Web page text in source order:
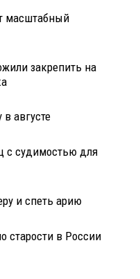
масштабный
закрепить на
августе
с судимостью для
и спеть арию
старости в России